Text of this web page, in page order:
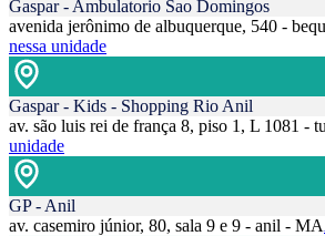
Gaspar - Ambulatorio Sao Domingos
avenida jerônimo de albuquerque, 540 -
nessa unidade
Gaspar - Kids - Shopping Rio Anil
av. são luis rei de frança 8, piso 1, L 1081 -
unidade
GP - Anil
av. casemiro júnior, 80, sala 9 e 9 - anil - MA